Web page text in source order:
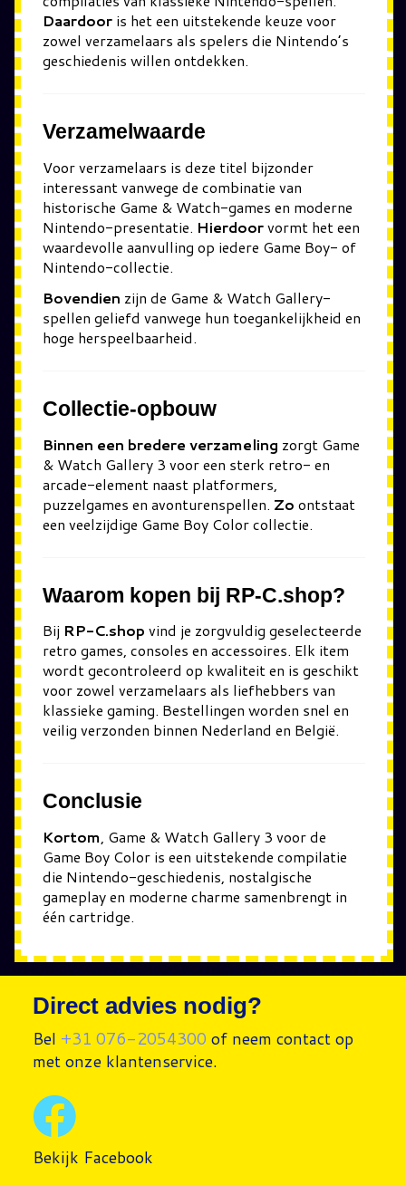
Daardoor is het een uitstekende keuze voor
zowel verzamelaars als spelers die Nintendo’s
geschiedenis willen ontdekken.
Verzamelwaarde
Voor verzamelaars is deze titel bijzonder
interessant vanwege de combinatie van
historische Game & Watch-games en moderne
Nintendo-presentatie. Hierdoorvormt het een
waardevolle aanvulling op iedere Game Boy- of
Nintendo-collectie.
Bovendien zijn de Game & Watch Gallery-
spellen geliefd vanwege hun toegankelijkheid en
hoge herspeelbaarheid.
Collectie-opbouw
Binnen een bredere verzameling zorgt Game
& Watch Gallery 3 voor een sterk retro- en
arcade-element naast platformers,
puzzelgames en avonturenspellen. Zo ontstaat
een veelzijdige Game Boy Color collectie.
Waarom kopen bij RP-C.shop?
Bij RP-C.shop vind je zorgvuldig geselecteerde
retro games, consoles en accessoires. Elk item
wordt gecontroleerd op kwaliteit en is geschikt
voor zowel verzamelaars als liefhebbers van
klassieke gaming. Bestellingen worden snel en
veilig verzonden binnen Nederland en België.
Conclusie
Kortom , Game & Watch Gallery 3 voor de
Game Boy Color is een uitstekende compilatie
die Nintendo-geschiedenis, nostalgische
gameplay en moderne charme samenbrengt in
één cartridge.
Direct advies nodig?
Bel +31 076-2054300 of neem contact op
met onze klantenservice.
Bekijk Facebook